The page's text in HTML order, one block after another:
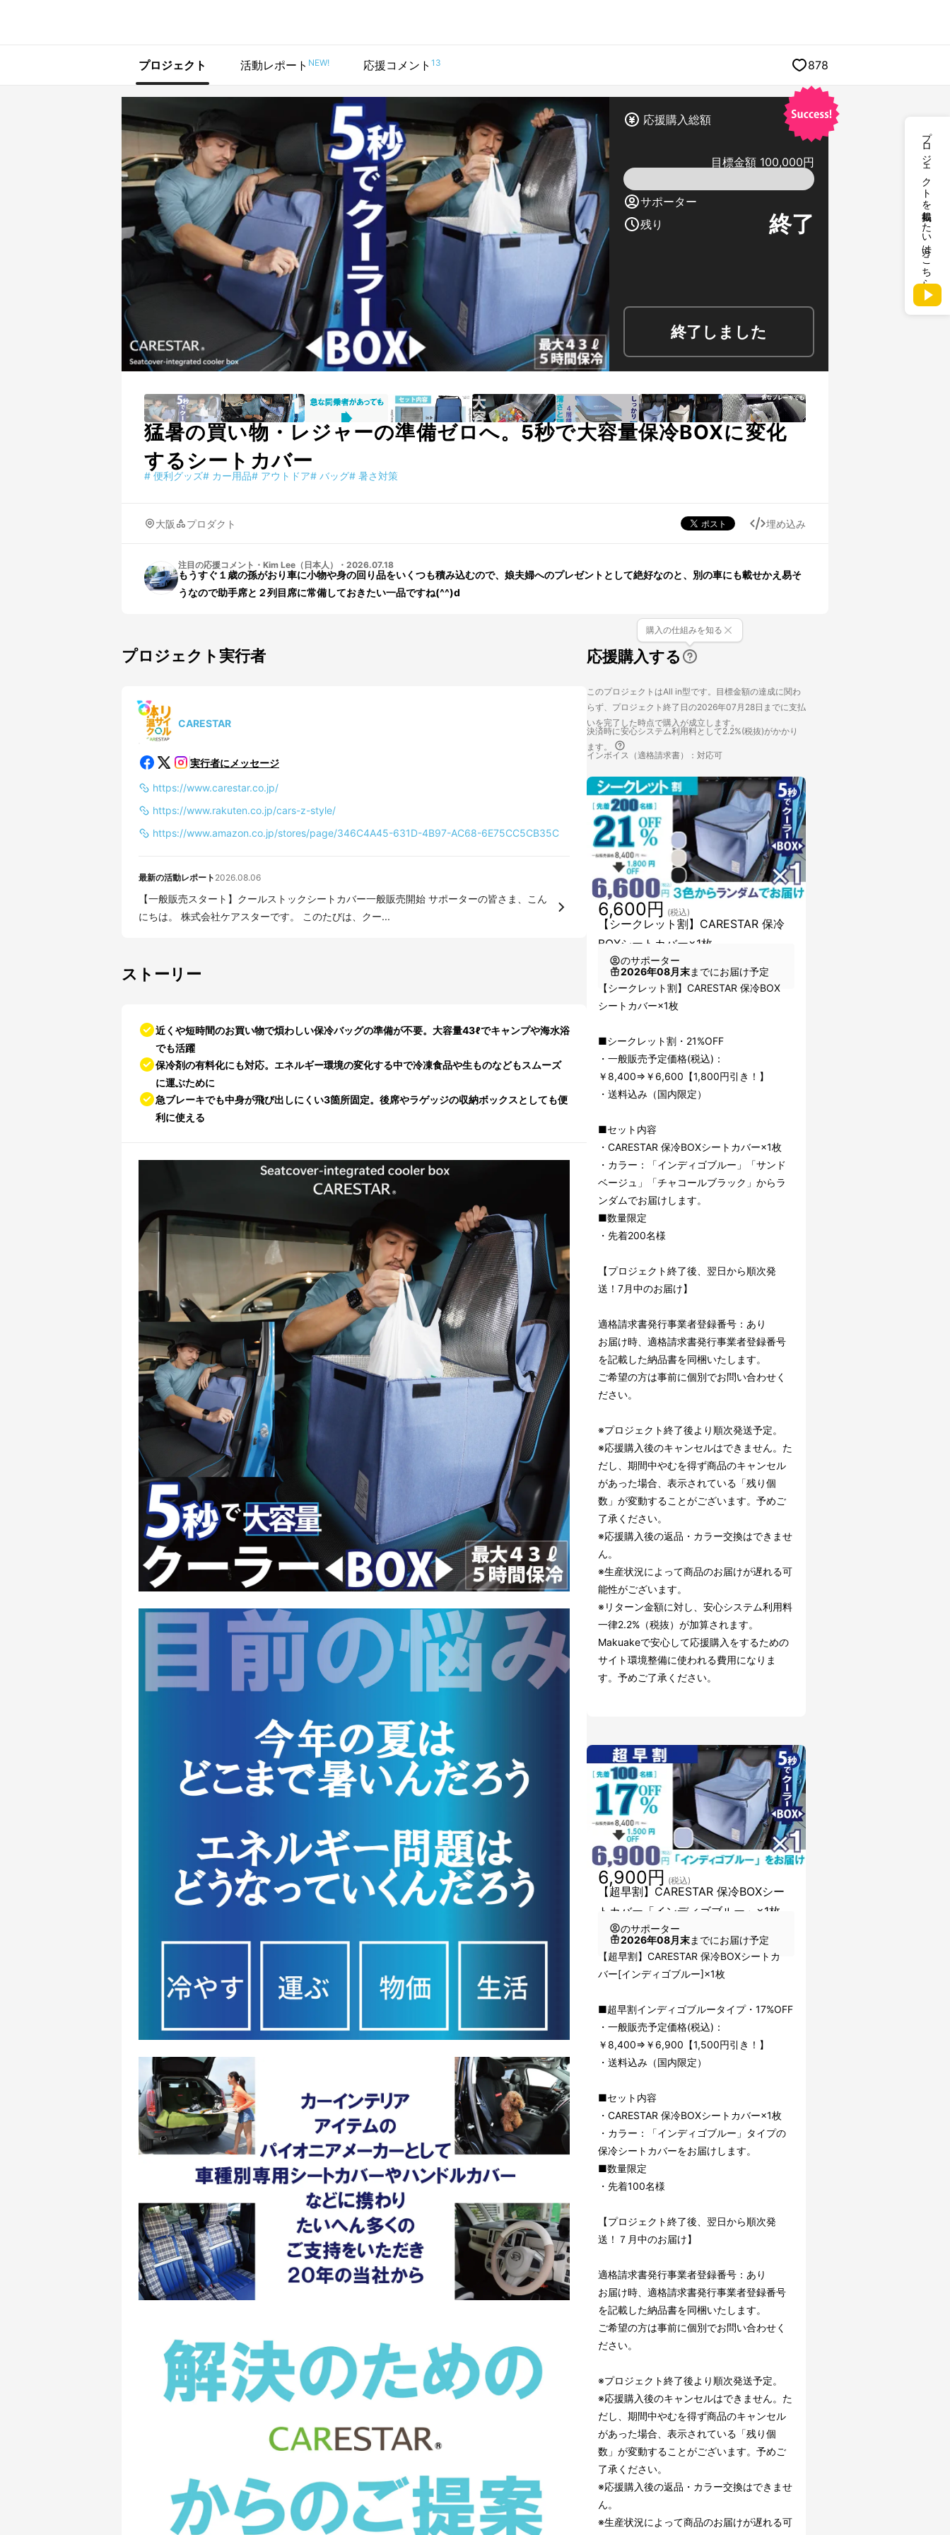
プロジェクトを掲載したい方はこちら
プロジェクト 活動レポート NEW! 応援コメント 13 878
応援購入総額
目標金額 100,000円
サポーター
残り
終了
終了しました
猛暑の買い物・レジャーの準備ゼロへ。5秒で大容量保冷BOXに変化
するシートカバー
# 便利グッズ# カー用品# アウトドア# バッグ# 暑さ対策
大阪 プロダクト 埋め込み
注目の応援コメント ・ Kim Lee（日本人） ・ 2026.07.18
もうすぐ１歳の孫がおり車に小物や身の回り品をいくつも積み込むので、娘夫婦へのプレゼントとして絶好なのと、別の車にも載せかえ易そ
うなので助手席と２列目席に常備しておきたい一品ですね(^^)d
プロジェクト実行者
CARESTAR
実行者にメッセージ
https://www.carestar.co.jp/
https://www.rakuten.co.jp/cars-z-style/
https://www.amazon.co.jp/stores/page/346C4A45-631D-4B97-AC68-6E75CC5CB35C
最新の活動レポート 2026.08.06
【一般販売スタート】クールストックシートカバー一般販売開始 サポーターの皆さま、こん
にちは。 株式会社ケアスターです。 このたびは、クー...
ストーリー
近くや短時間のお買い物で煩わしい保冷バッグの準備が不要。大容量43ℓでキャンプや海水浴
でも活躍
保冷剤の有料化にも対応。エネルギー環境の変化する中で冷凍食品や生ものなどもスムーズ
に運ぶために
急ブレーキでも中身が飛び出しにくい3箇所固定。後席やラゲッジの収納ボックスとしても便
利に使える
応援購入する
購入の仕組みを知る
このプロジェクトはAll in型です。目標金額の達成に関わ
らず、プロジェクト終了日の2026年07月28日までに支払
いを完了した時点で購入が成立します。
決済時に安心システム利用料として2.2%(税抜)がかかり
ます。
インボイス（適格請求書）：対応可
【シークレット割】CARESTAR 保冷
BOXシートカバー×1枚
6,600円 (税込)
のサポーター
2026年08月末までにお届け予定
【シークレット割】CARESTAR 保冷BOX
シートカバー×1枚
■シークレット割・21%OFF
・一般販売予定価格(税込)：
￥8,400⇒￥6,600【1,800円引き！】
・送料込み（国内限定）
■セット内容
・CARESTAR 保冷BOXシートカバー×1枚
・カラー：「インディゴブルー」「サンド
ベージュ」「チャコールブラック」からラ
ンダムでお届けします。
■数量限定
・先着200名様
【プロジェクト終了後、翌日から順次発
送！7月中のお届け】
適格請求書発行事業者登録番号：あり
お届け時、適格請求書発行事業者登録番号
を記載した納品書を同梱いたします。
ご希望の方は事前に個別でお問い合わせく
ださい。
※プロジェクト終了後より順次発送予定。
※応援購入後のキャンセルはできません。た
だし、期間中やむを得ず商品のキャンセル
があった場合、表示されている「残り個
数」が変動することがございます。予めご
了承ください。
※応援購入後の返品・カラー交換はできませ
ん。
※生産状況によって商品のお届けが遅れる可
能性がございます。
※リターン金額に対し、安心システム利用料
一律2.2%（税抜）が加算されます。
Makuakeで安心して応援購入をするための
サイト環境整備に使われる費用になりま
す。予めご了承ください。
【超早割】CARESTAR 保冷BOXシー
トカバー「インディゴブルー」×1枚
6,900円 (税込)
のサポーター
2026年08月末までにお届け予定
【超早割】CARESTAR 保冷BOXシートカ
バー[インディゴブルー]×1枚
■超早割インディゴブルータイプ・17%OFF
・一般販売予定価格(税込)：
￥8,400⇒￥6,900【1,500円引き！】
・送料込み（国内限定）
■セット内容
・CARESTAR 保冷BOXシートカバー×1枚
・カラー：「インディゴブルー」タイプの
保冷シートカバーをお届けします。
■数量限定
・先着100名様
【プロジェクト終了後、翌日から順次発
送！７月中のお届け】
適格請求書発行事業者登録番号：あり
お届け時、適格請求書発行事業者登録番号
を記載した納品書を同梱いたします。
ご希望の方は事前に個別でお問い合わせく
ださい。
※プロジェクト終了後より順次発送予定。
※応援購入後のキャンセルはできません。た
だし、期間中やむを得ず商品のキャンセル
があった場合、表示されている「残り個
数」が変動することがございます。予めご
了承ください。
※応援購入後の返品・カラー交換はできませ
ん。
※生産状況によって商品のお届けが遅れる可